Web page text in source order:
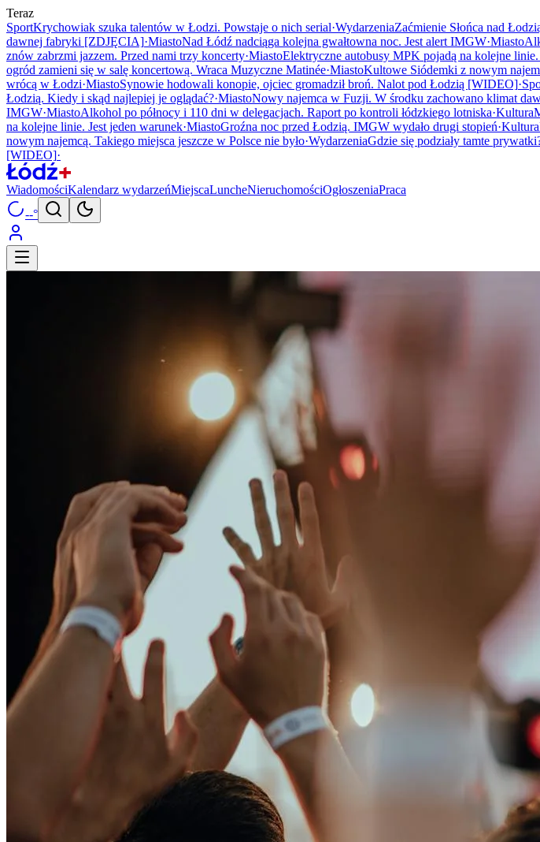
Teraz
SportKrychowiak szuka talentów w Łodzi. Powstaje o nich serial·WydarzeniaZaćmienie Słońca nad
dawnej fabryki [ZDJĘCIA]·MiastoNad Łódź nadciąga kolejna gwałtowna noc. Jest alert IMGW·Miasto
znów zabrzmi jazzem. Przed nami trzy koncerty·MiastoElektryczne autobusy MPK pojadą na kolejne linie.
ogród zamieni się w salę koncertową. Wraca Muzyczne Matinée·MiastoKultowe Siódemki z nowym
wrócą w Łodzi·MiastoSynowie hodowali konopie, ojciec gromadził broń. Nalot pod Łodzią [WIDEO]·
Łodzią. Kiedy i skąd najlepiej je oglądać?·MiastoNowy najemca w Fuzji. W środku zachowano klimat
IMGW·MiastoAlkohol po północy i 110 dni w delegacjach. Raport po kontroli łódzkiego lotniska·Kultura
na kolejne linie. Jest jeden warunek·MiastoGroźna noc przed Łodzią. IMGW wydało drugi stopień·Kultura
nowym najemcą. Takiego miejsca jeszcze w Polsce nie było·WydarzeniaGdzie się podziały tamte
[WIDEO]·
WiadomościKalendarz wydarzeńMiejscaLuncheNieruchomościOgłoszeniaPraca
--°